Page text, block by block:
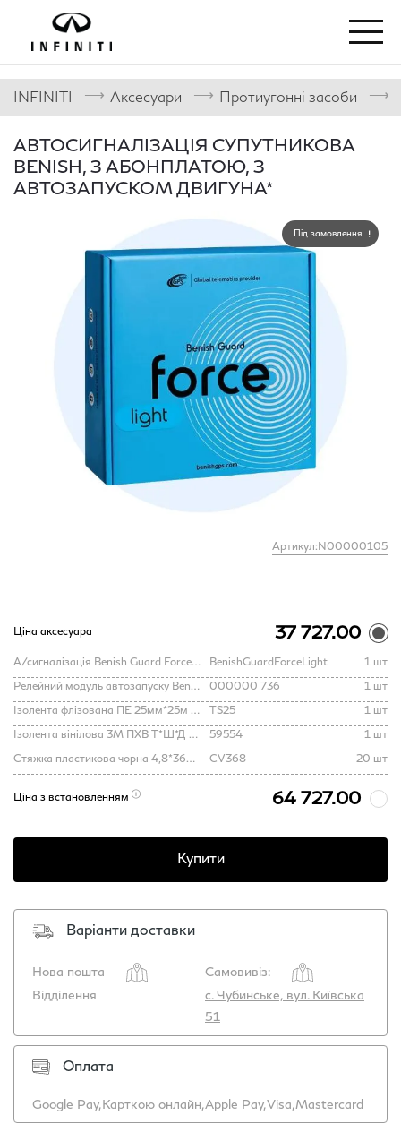
INFINITI ⟶ Аксесуари ⟶ Протиугонні засоби ⟶
АВТОСИГНАЛІЗАЦІЯ СУПУТНИКОВА
BENISH, З АБОНПЛАТОЮ, З
АВТОЗАПУСКОМ ДВИГУНА*
Під замовлення
Артикул:N00000105
Ціна аксесуара 37 727.00
А/сигналізація Benish Guard Force Light Абонентське обслуговування 639 грн BenishGuardForceLight
1 шт
Релейний модуль автозапуску Benish Guard Force Power module
000000 736
1 шт
Ізолента флізована ПЕ 25мм*25м tesa rag tape TS-25/
TS25
1 шт
Ізолента вінілова 3М ПХВ Т*Ш*Д 0,13ммх19ммх20м
59554
1 шт
Стяжка пластикова чорна 4,8*368 (УП 100 ШТ)/
CV368 20 шт
Ціна з встановленням 64 727.00
Купити
Варіанти доставки
Нова пошта
Самовивіз:
Відділення
с. Чубинське, вул. Київська
51
Оплата
Google Pay,Карткою онлайн,Apple Pay,Visa,Mastercard